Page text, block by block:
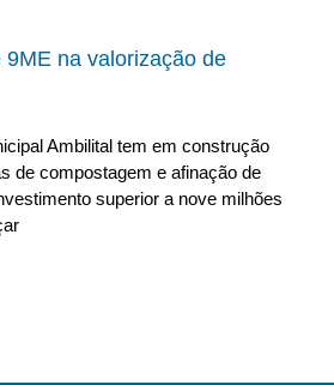
na valorização de
Ambilital tem em construção
de compostagem e afinação de
superior a nove milhões